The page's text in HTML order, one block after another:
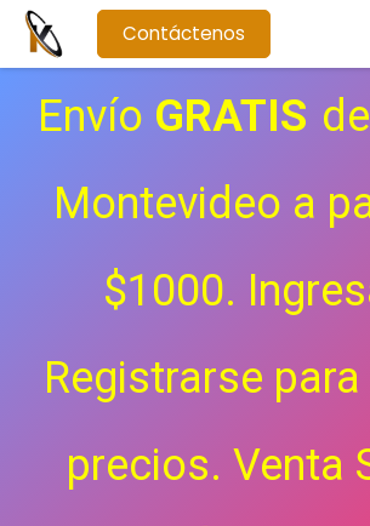
Contáctenos
Envío GRATIS
Montevideo a
$1000.
Registrarse
precios. Venta